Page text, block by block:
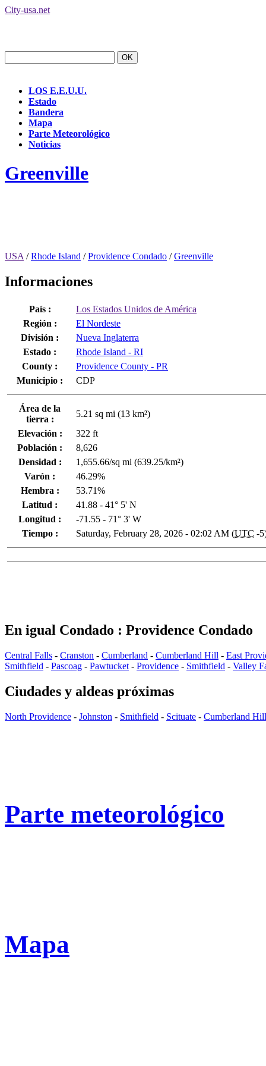
City-usa.net
LOS E.E.U.U.
Estado
Bandera
Mapa
Parte Meteorológico
Noticias
Greenville
USA /Rhode Island /Providence Condado /Greenville
Informaciones
País :
Los Estados Unidos de América
Región :
El Nordeste
División :
Nueva Inglaterra
Estado :
Rhode Island - RI
County :
Providence County - PR
Municipio :
CDP
Área de la
tierra :
5.21 sq mi (13 km²)
Elevación :
322 ft
Población :
8,626
Densidad :
1,655.66/sq mi (639.25/km²)
Varón :
46.29%
Hembra :
53.71%
Latitud :
41.88 - 41° 5' N
Longitud :
-71.55 - 71° 3' W
Tiempo :
Saturday, February 28, 2026 - 02:02 AM (UTC -
En igual Condado : Providence Condado
Central Falls - Cranston - Cumberland - Cumberland Hill - East
Smithfield - Pascoag - Pawtucket - Providence - Smithfield - Valley
Ciudades y aldeas próximas
North Providence - Johnston - Smithfield - Scituate - Cumberland Hill
Parte meteorológico
Mapa